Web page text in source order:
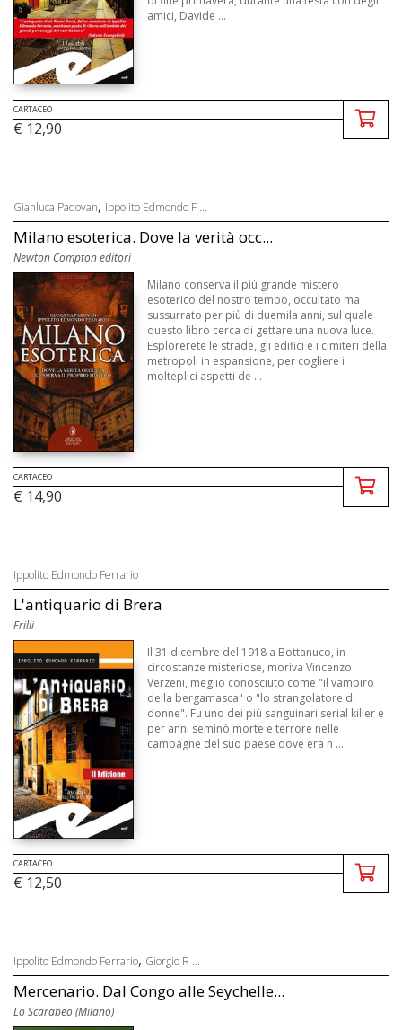
amici, Davide ...
CARTACEO
€ 12,90
Gianluca Padovan, Ippolito Edmondo F ...
Milano esoterica. Dove la verità occ...
Newton Compton editori
Milano conserva il più grande mistero
esoterico del nostro tempo, occultato ma
sussurrato per più di duemila anni, sul quale
questo libro cerca di gettare una nuova luce.
Esplorerete le strade, gli edifici e i cimiteri della
metropoli in espansione, per cogliere i
molteplici aspetti de ...
CARTACEO
€ 14,90
Ippolito Edmondo Ferrario
L'antiquario di Brera
Frilli
Il 31 dicembre del 1918 a Bottanuco, in
circostanze misteriose, moriva Vincenzo
Verzeni, meglio conosciuto come "il vampiro
della bergamasca" o "lo strangolatore di
donne". Fu uno dei più sanguinari serial killer e
per anni seminò morte e terrore nelle
campagne del suo paese dove era n ...
CARTACEO
€ 12,50
Ippolito Edmondo Ferrario, Giorgio R ...
Mercenario. Dal Congo alle Seychelle...
Lo Scarabeo (Milano)